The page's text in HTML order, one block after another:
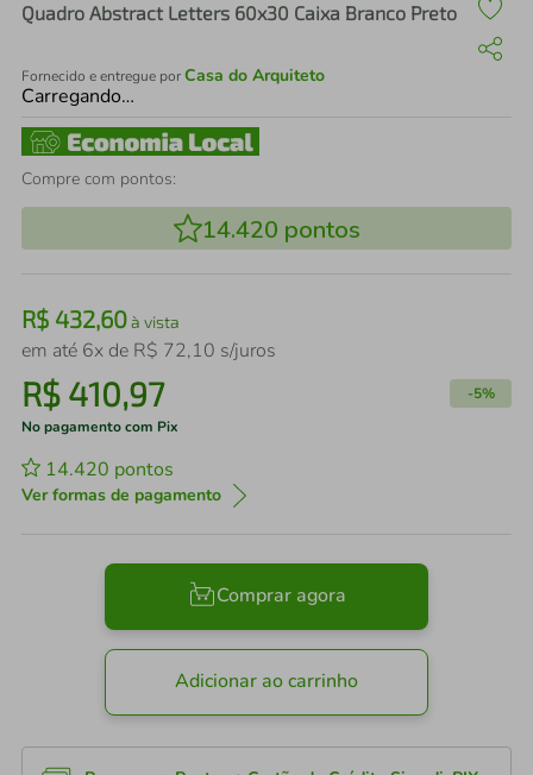
Quadro Abstract Letters 60x30 Caixa Branco Preto
Fornecido e entregue porCasa do Arquiteto
Carregando…
Compre com pontos:
14.420 pontos
R$ 432,60à vista
em até 6x de R$ 72,10 s/juros
R$ 410,97 -5%
No pagamento com Pix
14.420 pontos
Ver formas de pagamento
Comprar agora
Adicionar ao carrinho